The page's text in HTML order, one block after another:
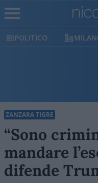
POLITICO
ZANZARA TIGRE
“Sono
mandare
difende